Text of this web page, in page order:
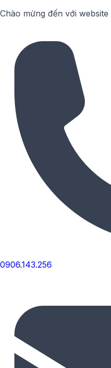
Chào mừng đến với website
0906.143.256